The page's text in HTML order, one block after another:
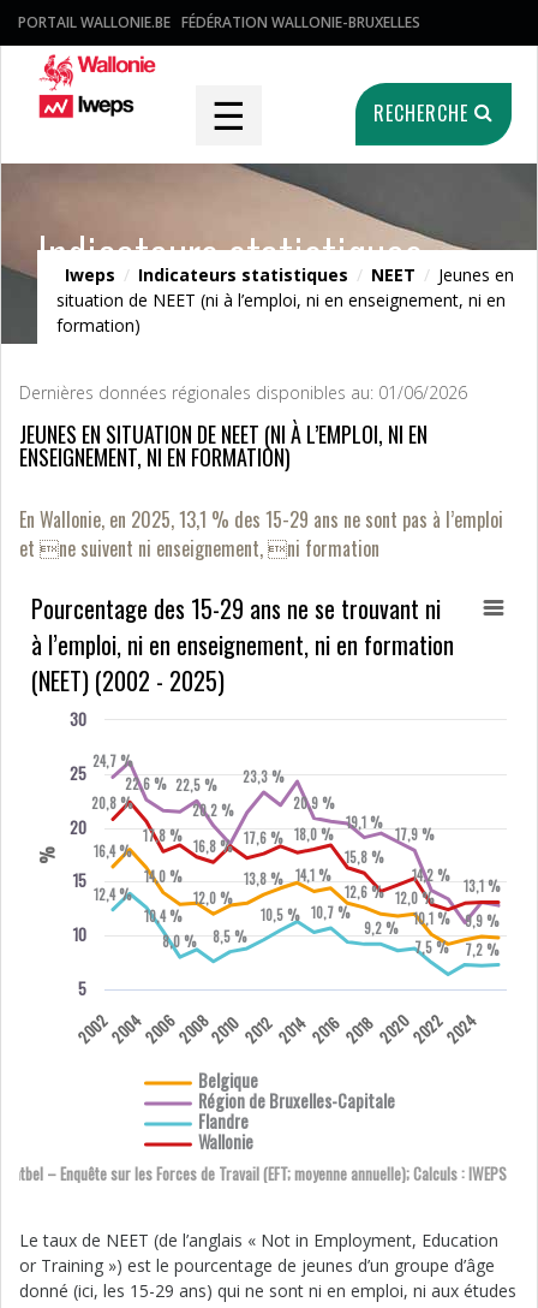
PORTAIL WALLONIE.BE FÉDÉRATION WALLONIE-BRUXELLES
☰ RECHERCHE
Indicateurs statistiques
Iweps / Indicateurs statistiques / NEET / Jeunes en
situation de NEET (ni à l’emploi, ni en enseignement, ni en
formation)
Dernières données régionales disponibles au: 01/06/2026
JEUNES EN SITUATION DE NEET (NI À L’EMPLOI, NI EN
ENSEIGNEMENT, NI EN FORMATION)
En Wallonie, en 2025, 13,1 % des 15-29 ans ne sont pas à l’emploi
et ne suivent ni enseignement, ni formation
%
Belgique
Région de Bruxelles-Capitale
Flandre
Wallonie
5
10
15
20
25
30
Statbel – Enquête sur les Forces de Travail (EFT; moyenne annuelle); Calculs : IWEPS
Pourcentage des 15-29 ans ne se trouvant ni
à l’emploi, ni en enseignement, ni en formation
(NEET) (2002 - 2025)
200220042006200820102012201420162018202020222024
16,4 %
14,0 %
12,0 %
13,8 %
14,1 %
12,6 % 12,0 %
10,1 %
9,9 %
24,7 %
22,6 % 22,5 %
20,2 %
23,3 %
20,9 %
19,1 %
17,9 %
14,2 %
13,1 %
12,4 %
10,4 %
8,0 %
8,5 %
10,5 % 10,7 %
9,2 %
7,5 %
7,2 %
20,8 %
17,8 %
16,8 % 17,6 % 18,0 %
15,8 %
Le taux de NEET (de l’anglais « Not in Employment, Education
or Training ») est le pourcentage de jeunes d’un groupe d’âge
donné (ici, les 15-29 ans) qui ne sont ni en emploi, ni aux études